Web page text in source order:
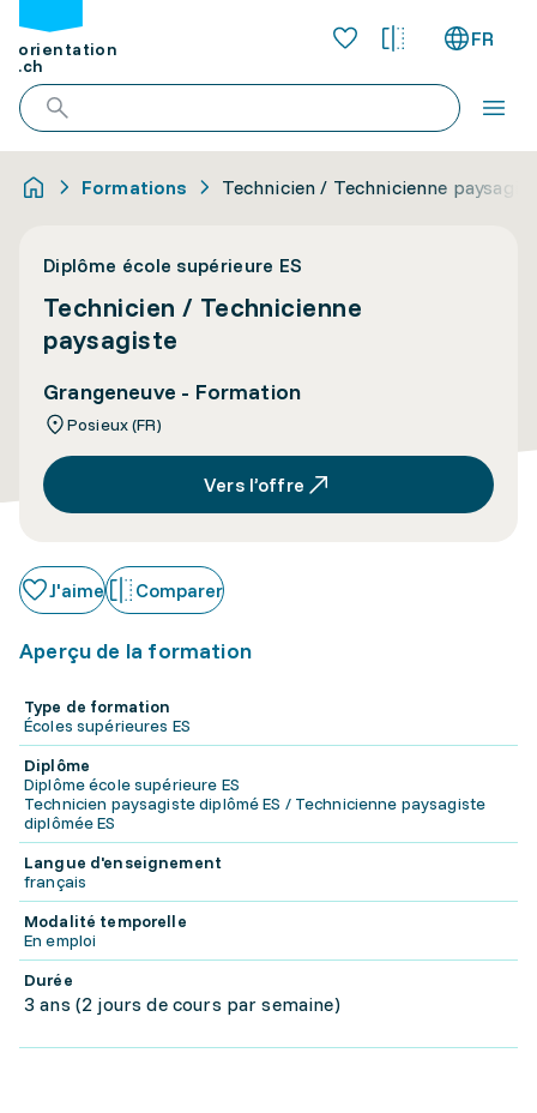
orientation
.ch
FR
Formations Technicien / Technicienne
Diplôme école supérieure ES
Technicien / Technicienne
paysagiste
Grangeneuve - Formation
Posieux (FR)
Vers l’offre
J'aime Comparer
Aperçu de la formation
Type de formation
Écoles supérieures ES
Diplôme
Diplôme école supérieure ES
Technicien paysagiste diplômé ES / Technicienne paysagiste
diplômée ES
Langue d'enseignement
français
Modalité temporelle
En emploi
Durée
3 ans (2 jours de cours par semaine)